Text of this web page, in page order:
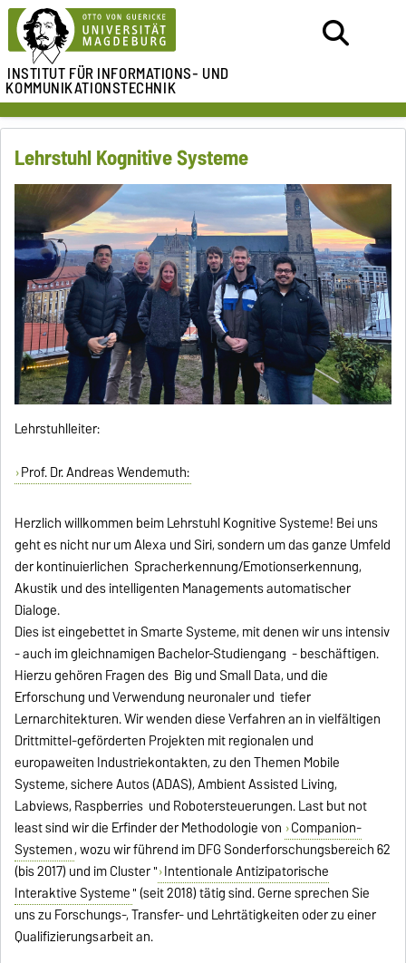
INSTITUT FÜRINFORMATIONS- UND
KOMMUNIKATIONSTECHNIK
Lehrstuhl Kognitive Systeme
Lehrstuhlleiter:
Prof. Dr. Andreas Wendemuth:
Herzlich willkommen beim Lehrstuhl Kognitive Systeme! Bei uns
geht es nicht nur um Alexa und Siri, sondern um das ganze Umfeld
der kontinuierlichen Spracherkennung/Emotionserkennung,
Akustik und des intelligenten Managements automatischer
Dialoge.
Dies ist eingebettet in Smarte Systeme, mit denen wir uns intensiv
- auch im gleichnamigen Bachelor-Studiengang - beschäftigen.
Hierzu gehören Fragen des Big und Small Data, und die
Erforschung und Verwendung neuronaler und tiefer
Lernarchitekturen. Wir wenden diese Verfahren an in vielfältigen
Drittmittel-geförderten Projekten mit regionalen und
europaweiten Industriekontakten, zu den Themen Mobile
Systeme, sichere Autos (ADAS), Ambient Assisted Living,
Labviews, Raspberries und Robotersteuerungen. Last but not
least sind wir die Erfinder der Methodologie von Companion-
Systemen, wozu wir führend im DFG Sonderforschungsbereich 62
(bis 2017) und im Cluster " Intentionale Antizipatorische
Interaktive Systeme" (seit 2018) tätig sind. Gerne sprechen Sie
uns zu Forschungs-, Transfer- und Lehrtätigkeiten oder zu einer
Qualifizierungsarbeit an.